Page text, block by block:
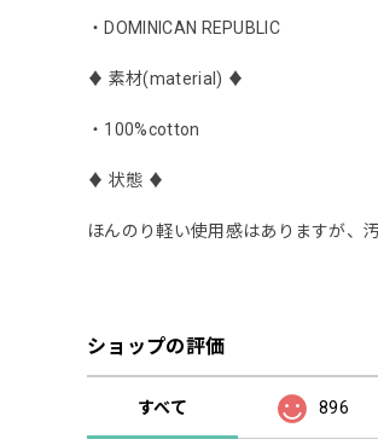
・DOMINICAN REPUBLIC
♦︎ 素材(material) ♦︎
・100%cotton
♦︎ 状態 ♦︎
ほんのり軽い使用感はありますが、
ショップの評価
すべて 896